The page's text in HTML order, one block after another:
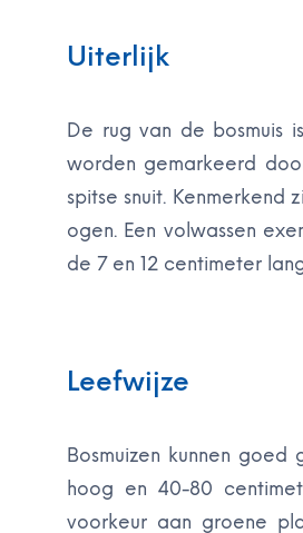
Uiterlijk
De rug van de bosmuis
worden gemarkeerd
spitse snuit.
ogen. Een volwassen
de 7 en 12 centimeter
Leefwijze
Bosmuizen kunnen
hoog en 40-80
voorkeur aan groene